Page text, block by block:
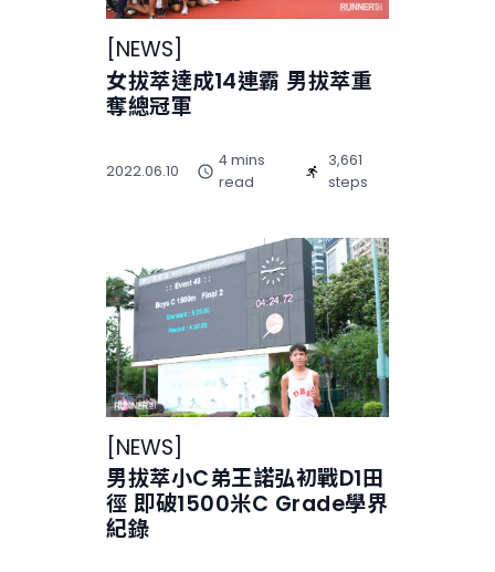
NEWS
女拔萃達成14連霸 男拔萃重
奪總冠軍
2022.06.10
4 mins
read
3,661
steps
[NEWS]
男拔萃小C弟王諾弘初戰D1田
徑 即破1500米C Grade學界
紀錄